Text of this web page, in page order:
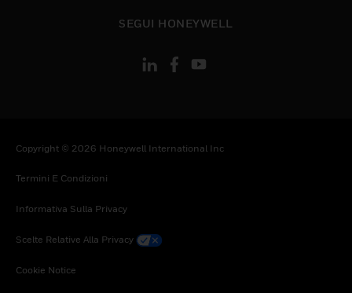
SEGUI HONEYWELL
Copyright © 2026 Honeywell International Inc
Termini E Condizioni
Informativa Sulla Privacy
Scelte Relative Alla Privacy
Cookie Notice